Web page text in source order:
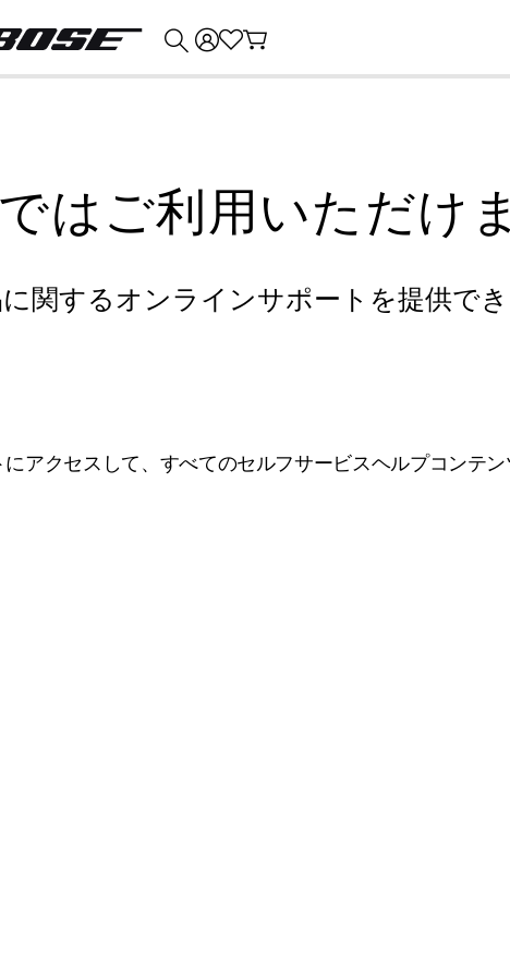
はご利用いただけ
関するオンラインサポートを提供でき
アクセスして、すべてのセルフサービスヘルプコンテ